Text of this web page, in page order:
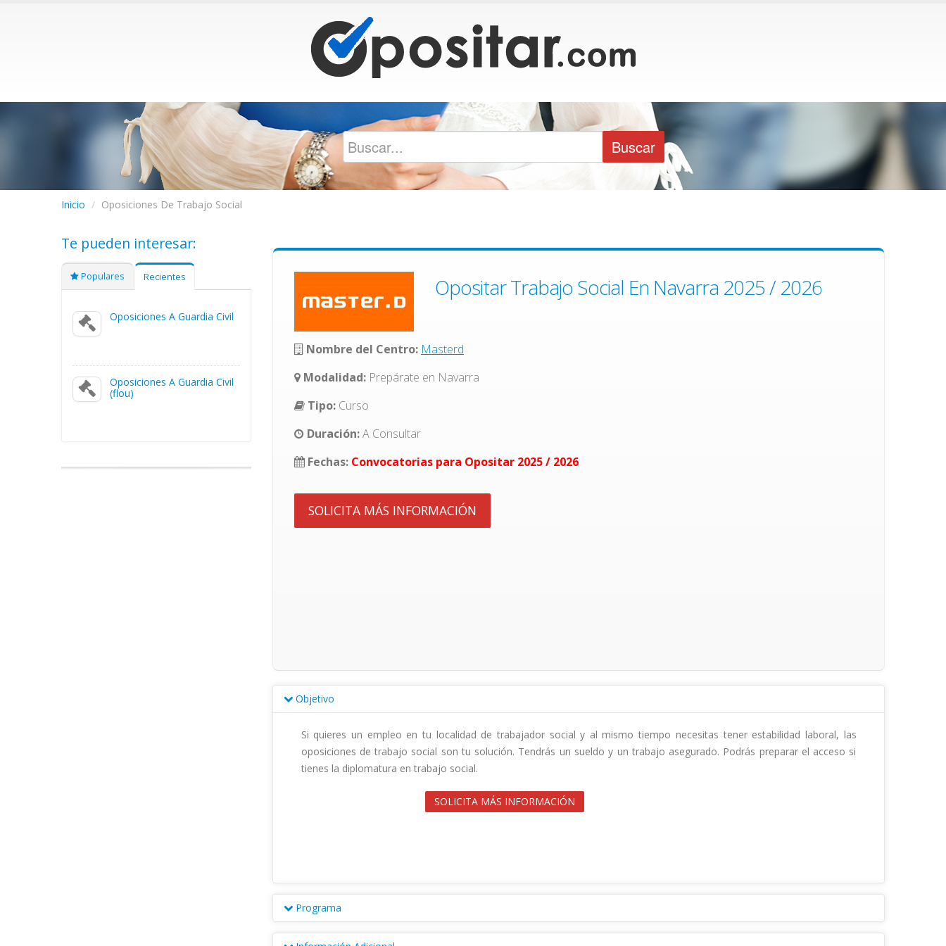
Inicio / Oposiciones De Trabajo Social
Opositar Trabajo Social En Navarra 2025 / 2026
Nombre del Centro: Masterd
Modalidad: Prepárate en Navarra
Tipo: Curso
Duración:A Consultar
Fechas: Convocatorias para Opositar 2025 / 2026
SOLICITA MÁS INFORMACIÓN
Objetivo
Si quieres un empleo en tu localidad de trabajador social y al mismo tiempo necesitas tener estabilidad laboral, las
oposiciones de trabajo social son tu solución. Tendrás un sueldo y un trabajo asegurado. Podrás preparar el acceso si
tienes la diplomatura en trabajo social.
SOLICITA MÁS INFORMACIÓN
Programa
Disfruta de las ventajas de ser funcionario ejerciendo de trabajador social. En MasterD te ayudaremos en todo momento
Te pueden interesar:
Populares Recientes
Oposiciones A Guardia Civil
Oposiciones A Guardia Civil
(flou)